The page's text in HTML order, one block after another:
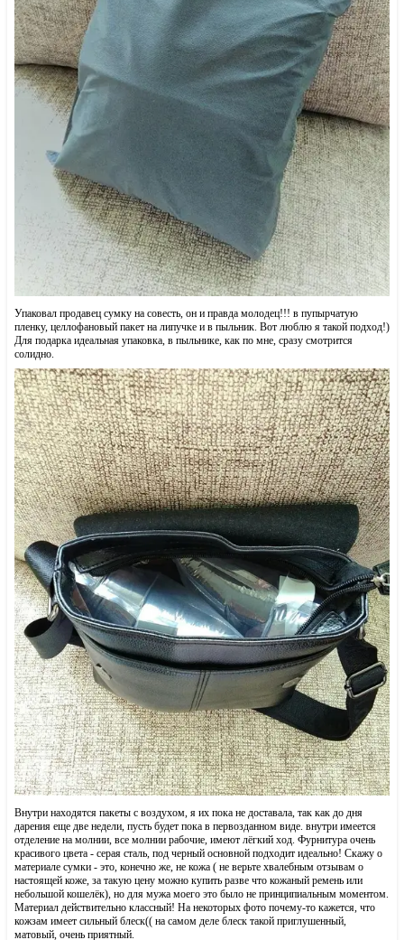
Упаковал продавец сумку на совесть, он и правда молодец!!! в пупырчатую
пленку, целлофановый пакет на липучке и в пыльник. Вот люблю я такой подход!)
Для подарка идеальная упаковка, в пыльнике, как по мне, сразу смотрится
солидно.
Внутри находятся пакеты с воздухом, я их пока не доставала, так как до дня
дарения еще две недели, пусть будет пока в первозданном виде. внутри имеется
отделение на молнии, все молнии рабочие, имеют лёгкий ход. Фурнитура очень
красивого цвета - серая сталь, под черный основной подходит идеально! Скажу о
материале сумки - это, конечно же, не кожа ( не верьте хвалебным отзывам о
настоящей коже, за такую цену можно купить разве что кожаный ремень или
небольшой кошелёк), но для мужа моего это было не принципиальным моментом.
Материал действительно классный! На некоторых фото почему-то кажется, что
кожзам имеет сильный блеск(( на самом деле блеск такой приглушенный,
матовый, очень приятный.